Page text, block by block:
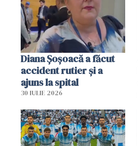
Diana Șoșoacă a făcut
accident rutier și a
ajuns la spital
30 IULIE 2026